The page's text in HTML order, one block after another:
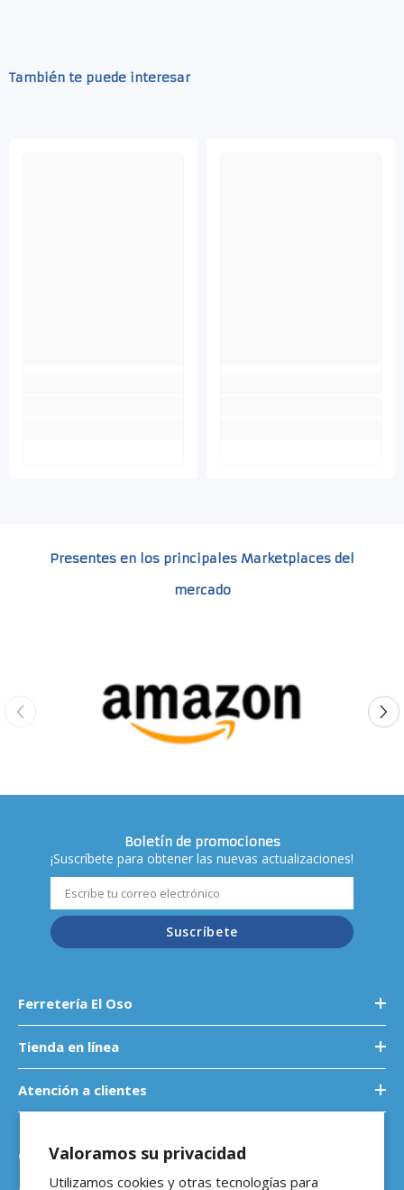
Valoramos su privacidad
Utilizamos cookies y otras tecnologías para
También te puede interesar
Presentes en los principales Marketplaces del
mercado
Boletín de promociones
¡Suscríbete para obtener las nuevas actualizaciones!
Suscríbete
Ferretería El Oso
Tienda en línea
Atención a clientes
Contáctanos